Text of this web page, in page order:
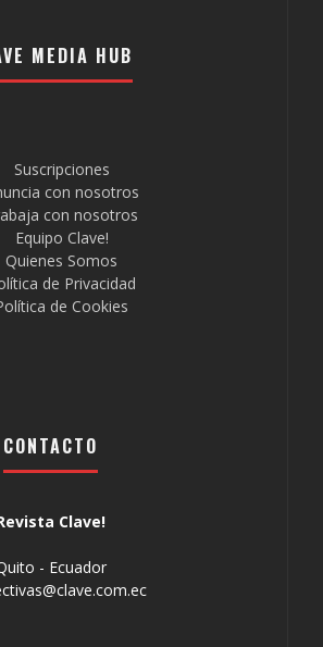
MEDIA HUB
Suscripciones
con nosotros
con nosotros
Equipo Clave!
Quienes Somos
de Privacidad
de Cookies
CONTACTO
Clave!
- Ecuador